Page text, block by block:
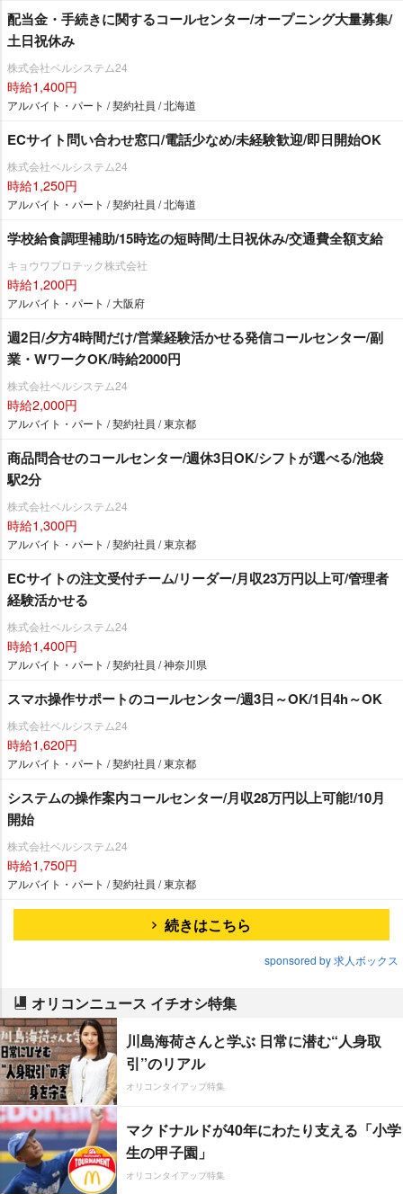
配当金・手続きに関するコールセンター/オープニング大量募集/
土日祝休み
株式会社ベルシステム24
時給1,400円
アルバイト・パート / 契約社員 / 北海道
ECサイト問い合わせ窓口/電話少なめ/未経験歓迎/即日開始OK
株式会社ベルシステム24
時給1,250円
アルバイト・パート / 契約社員 / 北海道
学校給食調理補助/15時迄の短時間/土日祝休み/交通費全額支給
キョウワプロテック株式会社
時給1,200円
アルバイト・パート / 大阪府
週2日/夕方4時間だけ/営業経験活かせる発信コールセンター/副
業・WワークOK/時給2000円
株式会社ベルシステム24
時給2,000円
アルバイト・パート / 契約社員 / 東京都
商品問合せのコールセンター/週休3日OK/シフトが選べる/池袋
駅2分
株式会社ベルシステム24
時給1,300円
アルバイト・パート / 契約社員 / 東京都
ECサイトの注文受付チーム/リーダー/月収23万円以上可/管理者
経験活かせる
株式会社ベルシステム24
時給1,400円
アルバイト・パート / 契約社員 / 神奈川県
スマホ操作サポートのコールセンター/週3日～OK/1日4h～OK
株式会社ベルシステム24
時給1,620円
アルバイト・パート / 契約社員 / 東京都
システムの操作案内コールセンター/月収28万円以上可能!/10月
開始
株式会社ベルシステム24
時給1,750円
アルバイト・パート / 契約社員 / 東京都
続きはこちら
sponsored by 求人ボックス
オリコンニュース イチオシ特集
川島海荷さんと学ぶ 日常に潜む“人身取
引”のリアル
オリコンタイアップ特集
マクドナルドが40年にわたり支える「小学
生の甲子園」
オリコンタイアップ特集